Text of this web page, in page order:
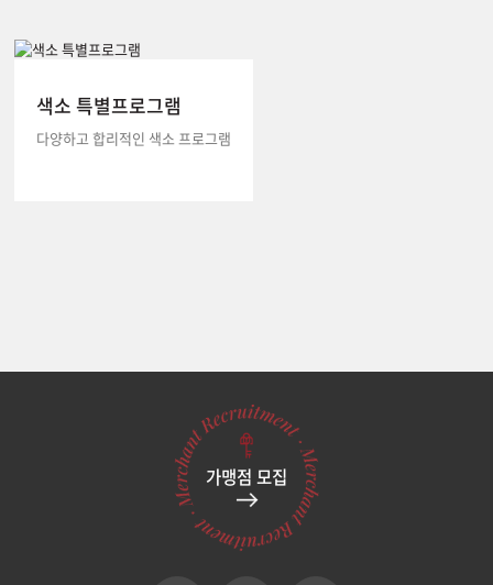
색소 특별프로그램
다양하고 합리적인 색소 프로그램
가맹점 모집